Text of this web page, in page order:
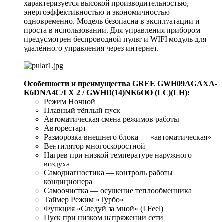
характеризуется высокой производительностью,
энергоэффективностью и экономичностью
одновременно. Модель безопасна в эксплуатации и
проста в использовании. Для управления прибором
предусмотрен беспроводной пульт и WIFI модуль для
удалённого управления через интернет.
Особенности и преимущества GREE GWH09AGAXA-
K6DNA4C/I X 2 / GWHD(14)NK6OO (LC)(LH):
Режим Ночной
Плавный тёплый пуск
Автоматическая смена режимов работы
Авторестарт
Разморозка внешнего блока — «автоматическая»
Вентилятор многоскоростной
Нагрев при низкой температуре наружного
воздуха
Самодиагностика — контроль работы
кондиционера
Самоочистка — осушение теплообменника
Таймер Режим «Турбо»
Функция «Следуй за мной» (I Feel)
Пуск при низком напряжении сети